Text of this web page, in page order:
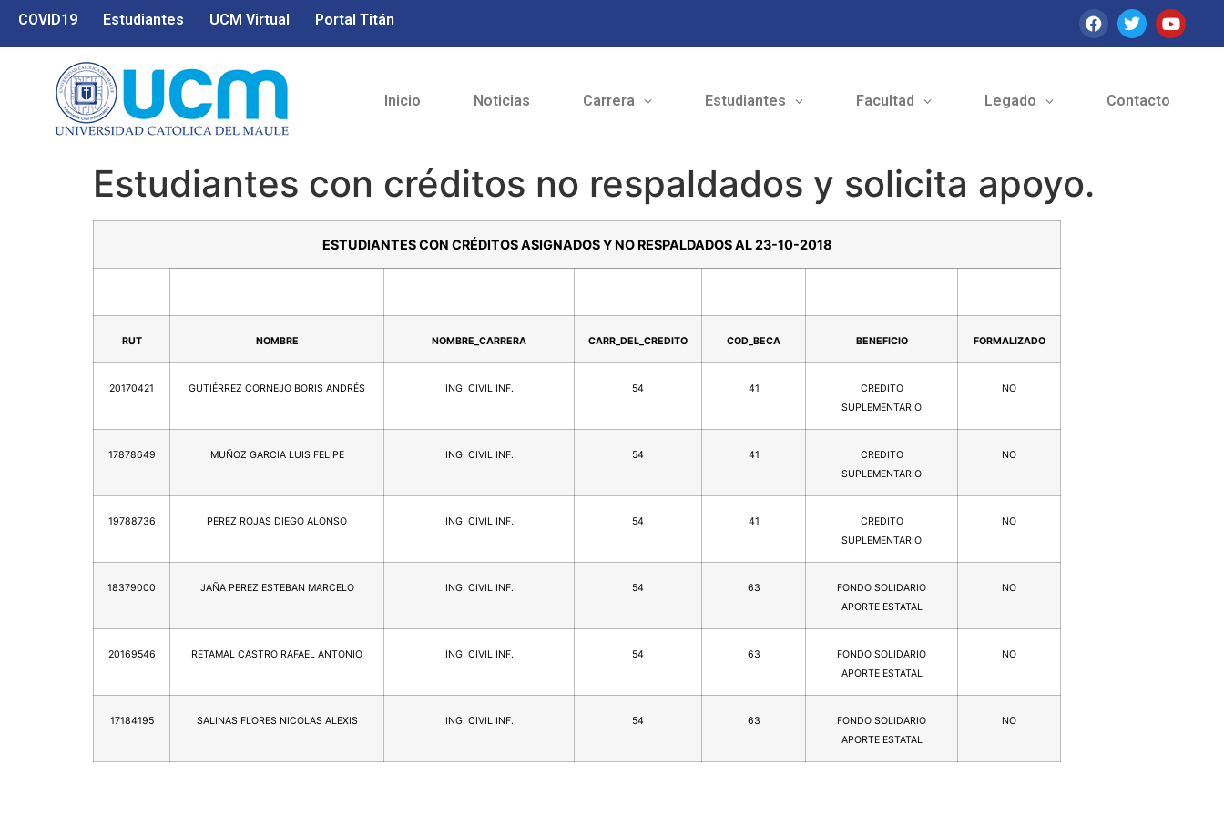
COVID19 Estudiantes UCM Virtual Portal Titán
Inicio Noticias Carrera Estudiantes Facultad Legado Contacto
Estudiantes con créditos no respaldados y solicita apoyo.
ESTUDIANTES CON CRÉDITOS ASIGNADOS Y NO RESPALDADOS AL 23-10-2018
RUT NOMBRE NOMBRE_CARRERA CARR_DEL_CREDITO COD_BECA BENEFICIO FORMALIZADO
20170421 GUTIÉRREZ CORNEJO BORIS ANDRÉS ING. CIVIL INF. 54 41
CREDITO
SUPLEMENTARIO
NO
17878649 MUÑOZ GARCIA LUIS FELIPE ING. CIVIL INF. 54 41
CREDITO
SUPLEMENTARIO
NO
19788736 PEREZ ROJAS DIEGO ALONSO ING. CIVIL INF. 54 41
CREDITO
SUPLEMENTARIO
NO
18379000 JAÑA PEREZ ESTEBAN MARCELO ING. CIVIL INF. 54 63
FONDO SOLIDARIO
APORTE ESTATAL
NO
20169546 RETAMAL CASTRO RAFAEL ANTONIO ING. CIVIL INF. 54 63
FONDO SOLIDARIO
APORTE ESTATAL
NO
17184195 SALINAS FLORES NICOLAS ALEXIS ING. CIVIL INF. 54 63
FONDO SOLIDARIO
APORTE ESTATAL
NO